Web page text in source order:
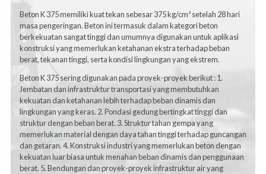
Beton K 375 memiliki kuat tekan sebesar 375 kg/cm² setelah 28 hari
masa pengeringan. Beton ini termasuk dalam kategori beton
berkekuatan sangat tinggi dan umumnya digunakan untuk aplikasi
konstruksi yang memerlukan ketahanan ekstra terhadap beban
berat, tekanan tinggi, serta kondisi lingkungan yang ekstrem.
Beton K 375 sering digunakan pada proyek-proyek berikut : 1.
Jembatan dan infrastruktur transportasi yang membutuhkan
kekuatan dan ketahanan lebih terhadap beban dinamis dan
lingkungan yang keras. 2. Pondasi gedung bertingkat tinggi dan
struktur dengan beban berat. 3. Struktur tahan gempa yang
memerlukan material dengan daya tahan tinggi terhadap guncangan
dan getaran. 4. Konstruksi industri yang memerlukan beton dengan
kekuatan luar biasa untuk menahan beban dinamis dan penggunaan
berat. 5. Bendungan dan proyek-proyek infrastruktur air yang